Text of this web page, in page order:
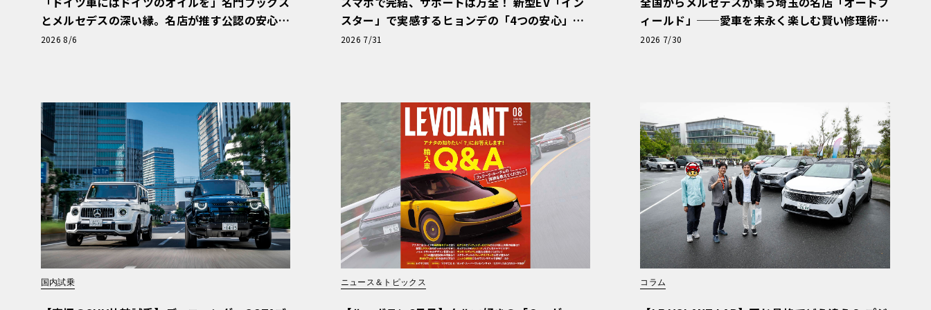
とメルセデスの深い縁。名店が推す公認の安心
と、Cクラスで味わうシルキーな走り〈PR〉
2026 8/6
スター」で実感するヒョンデの「4つの安心」
【第1回・ヒョンデ6つの疑問：Why? Hyunda
2026 7/31
ィールド」──愛車を末永く楽しむ賢い修理術
と、プロがフックス製オイルを選ぶ理由〈PR〉
2026 7/30
国内試乗 ニュース＆トピックス コラム